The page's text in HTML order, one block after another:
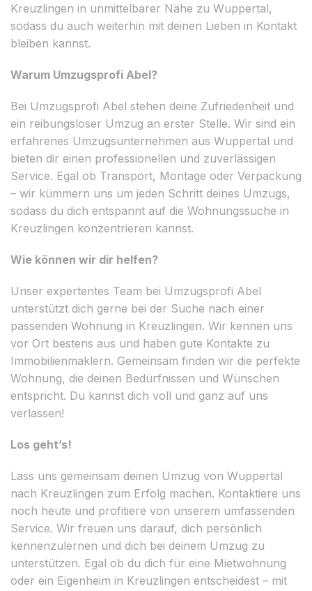
Kreuzlingen in unmittelbarer Nähe zu Wuppertal,
sodass du auch weiterhin mit deinen Lieben in Kontakt
bleiben kannst.
Warum Umzugsprofi Abel?
Bei Umzugsprofi Abel stehen deine Zufriedenheit und
ein reibungsloser Umzug an erster Stelle. Wir sind ein
erfahrenes Umzugsunternehmen aus Wuppertal und
bieten dir einen professionellen und zuverlässigen
Service. Egal ob Transport, Montage oder Verpackung
– wir kümmern uns um jeden Schritt deines Umzugs,
sodass du dich entspannt auf die Wohnungssuche in
Kreuzlingen konzentrieren kannst.
Wie können wir dir helfen?
Unser expertentes Team bei Umzugsprofi Abel
unterstützt dich gerne bei der Suche nach einer
passenden Wohnung in Kreuzlingen. Wir kennen uns
vor Ort bestens aus und haben gute Kontakte zu
Immobilienmaklern. Gemeinsam finden wir die perfekte
Wohnung, die deinen Bedürfnissen und Wünschen
entspricht. Du kannst dich voll und ganz auf uns
verlassen!
Los geht’s!
Lass uns gemeinsam deinen Umzug von Wuppertal
nach Kreuzlingen zum Erfolg machen. Kontaktiere uns
noch heute und profitiere von unserem umfassenden
Service. Wir freuen uns darauf, dich persönlich
kennenzulernen und dich bei deinem Umzug zu
unterstützen. Egal ob du dich für eine Mietwohnung
oder ein Eigenheim in Kreuzlingen entscheidest – mit